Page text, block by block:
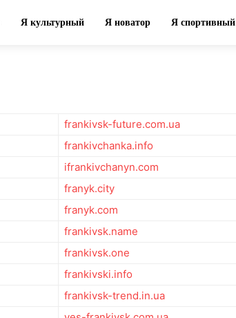
Я культурный Я новатор Я спортивный
frankivsk-future.com.ua
frankivchanka.info
ifrankivchanyn.com
franyk.city
franyk.com
frankivsk.name
frankivsk.one
frankivski.info
frankivsk-trend.in.ua